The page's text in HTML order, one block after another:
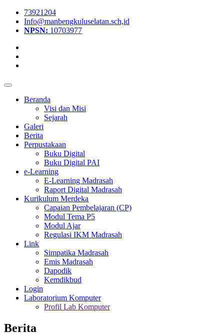
73921204
Info@manbengkuluselatan.sch,id
NPSN: 10703977
Beranda
Visi dan Misi
Sejarah
Galeri
Berita
Perpustakaan
Buku Digital
Buku Digital PAI
e-Learning
E-Learning Madrasah
Raport Digital Madrasah
Kurikulum Merdeka
Capaian Pembelajaran (CP)
Modul Tema P5
Modul Ajar
Regulasi IKM Madrasah
Link
Simpatika Madrasah
Emis Madrasah
Dapodik
Kemdikbud
Login
Laboratorium Komputer
Profil Lab Komputer
Berita